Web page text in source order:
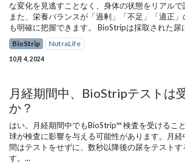
な変化を見逃すことなく、身体の状態をリアルで
また、栄養バランスが「過剰」「不足」「適正
も明確に把握できます。 BioStripは採取された尿
BioStrip NutraLife
10月 4, 2024
月経期間中、BioStripテストは
か？
はい。月経期間中でもBioStrip™ 検査を受けるこ
球が検査に影響を与える可能性があります。月
間はテストをせずに、数秒以降後の尿をテストす
す。...